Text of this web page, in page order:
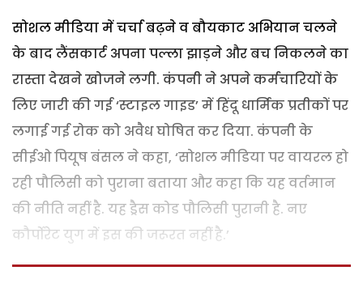
सोशल मीडिया में चर्चा बढ़ने व बौयकाट अभियान चलने
के बाद लैंसकार्ट अपना पल्ला झाड़ने और बच निकलने का
रास्ता देखने खोजने लगी. कंपनी ने अपने कर्मचारियों के
लिए जारी की गई ‘स्टाइल गाइड’ में हिंदू धार्मिक प्रतीकों पर
लगाई गई रोक को अवैध घोषित कर दिया. कंपनी के
सीईओ पियूष बंसल ने कहा, ‘सोशल मीडिया पर वायरल हो
रही पौलिसी को पुराना बताया और कहा कि यह वर्तमान
की नीति नहीं है. यह ड्रैस कोड पौलिसी पुरानी है. नए
कौर्पोरेट युग में इस की जरूरत नहीं है.’